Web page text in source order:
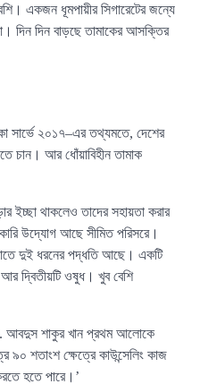
একজন ধূমপায়ীর সিগারেটের জন্যে
দিন দিন বাড়ছে তামাকের আসক্তির
সার্ভে ২০১৭–এর তথ্যমতে, দেশের
চান। আর ধোঁয়াবিহীন তামাক
ইচ্ছা থাকলেও তাদের সহায়তা করার
উদ্যোগ আছে সীমিত পরিসরে।
দুই ধরনের পদ্ধতি আছে। একটি
দ্বিতীয়টি ওষুধ। খুব বেশি
ডা. আবদুস শাকুর খান প্রথম আলোকে
৯০ শতাংশ ক্ষেত্রে কাউন্সেলিং কাজ
হতে পারে।’